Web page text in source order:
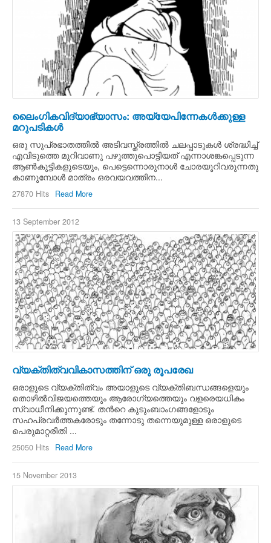
ലൈംഗികവിദ്യാഭ്യാസം: അയ്യേപിന്നേകള്‍ക്കുള്ള
മറുപടികള്‍
ഒരു സുപ്രഭാതത്തില്‍ അടിവസ്ത്രത്തില്‍ ചലപ്പാടുകള്‍ ശ്രദ്ധിച്ച്
എവിടുത്തെ മുറിവാണു പഴുത്തുപൊട്ടിയത് എന്നാശങ്കപ്പെടുന്ന
ആണ്‍കുട്ടികളുടെയും, പെട്ടെന്നൊരുനാള്‍ ചോരയൂറിവരുന്നതു
കാണുമ്പോള്‍ മാത്രം ഒരവയവത്തിന...
27870 Hits Read More
13 September 2012
വ്യക്തിത്വവികാസത്തിന് ഒരു രൂപരേഖ
ഒരാളുടെ വ്യക്തിത്വം അയാളുടെ വ്യക്തിബന്ധങ്ങളെയും
തൊഴില്‍വിജയത്തെയും ആരോഗ്യത്തെയും വളരെയധികം
സ്വാധീനിക്കുന്നുണ്ട്. തന്‍റെ കുടുംബാംഗങ്ങളോടും
സഹപ്രവര്‍ത്തകരോടും തന്നോടു തന്നെയുമുള്ള ഒരാളുടെ
പെരുമാറ്റരീതി ...
25050 Hits Read More
15 November 2013